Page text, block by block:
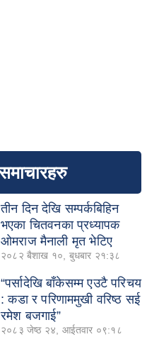
तीन दिन देखि सम्पर्कबिहिन
भएका चितवनका प्रध्यापक
ओमराज मैनाली मृत भेटिए
२०८२ बैशाख १०, बुधबार २१:३८
“पर्सादेखि बाँकेसम्म एउटै परिचय
: कडा र परिणाममुखी वरिष्ठ सई
रमेश बजगाई”
२०८३ जेष्ठ २४, आईतवार ०९:१८